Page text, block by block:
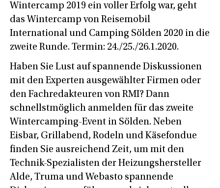
Wintercamp 2019 ein voller Erfolg war, geht
das Wintercamp von Reisemobil
International und Camping Sölden 2020 in die
zweite Runde. Termin: 24./25./26.1.2020.
Haben Sie Lust auf spannende Diskussionen
mit den Experten ausgewählter Firmen oder
den Fachredakteuren von RMI? Dann
schnellstmöglich anmelden für das zweite
Wintercamping-Event in Sölden. Neben
Eisbar, Grillabend, Rodeln und Käsefondue
finden Sie ausreichend Zeit, um mit den
Technik-Spezialisten der Heizungshersteller
Alde, Truma und Webasto spannende